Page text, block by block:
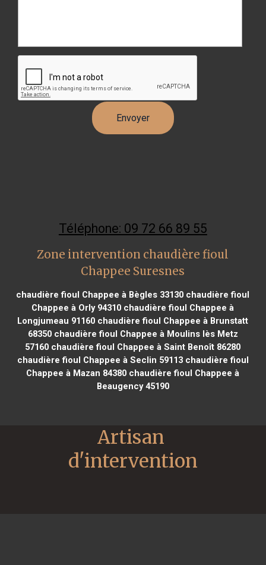
Téléphone: 09 72 66 89 55
Zone intervention chaudière fioul
Chappee Suresnes
chaudière fioul Chappee à Bègles 33130 chaudière fioul
Chappee à Orly 94310 chaudière fioul Chappee à
Longjumeau 91160 chaudière fioul Chappee à Brunstatt
68350chaudière fioul Chappee à Moulins lès Metz
57160 chaudière fioul Chappee à Saint Benoît 86280
chaudière fioul Chappee à Seclin 59113chaudière fioul
Chappee à Mazan 84380 chaudière fioul Chappee à
Beaugency 45190
Artisan
d'intervention